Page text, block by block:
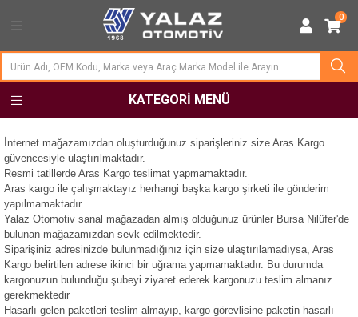
0
KATEGORI MENÜ
İnternet mağazamızdan oluşturduğunuz siparişleriniz size Aras Kargo
güvencesiyle ulaştırılmaktadır.
Resmi tatillerde Aras Kargo teslimat yapmamaktadır.
Aras kargo ile çalışmaktayız herhangi başka kargo şirketi ile gönderim
yapılmamaktadır.
Yalaz Otomotiv sanal mağazadan almış olduğunuz ürünler Bursa Nilüfer'de
bulunan mağazamızdan sevk edilmektedir.
Siparişiniz adresinizde bulunmadığınız için size ulaştırılamadıysa, Aras
Kargo belirtilen adrese ikinci bir uğrama yapmamaktadır. Bu durumda
kargonuzun bulunduğu şubeyi ziyaret ederek kargonuzu teslim almanız
gerekmektedir
Hasarlı gelen paketleri teslim almayıp, kargo görevlisine paketin hasarlı